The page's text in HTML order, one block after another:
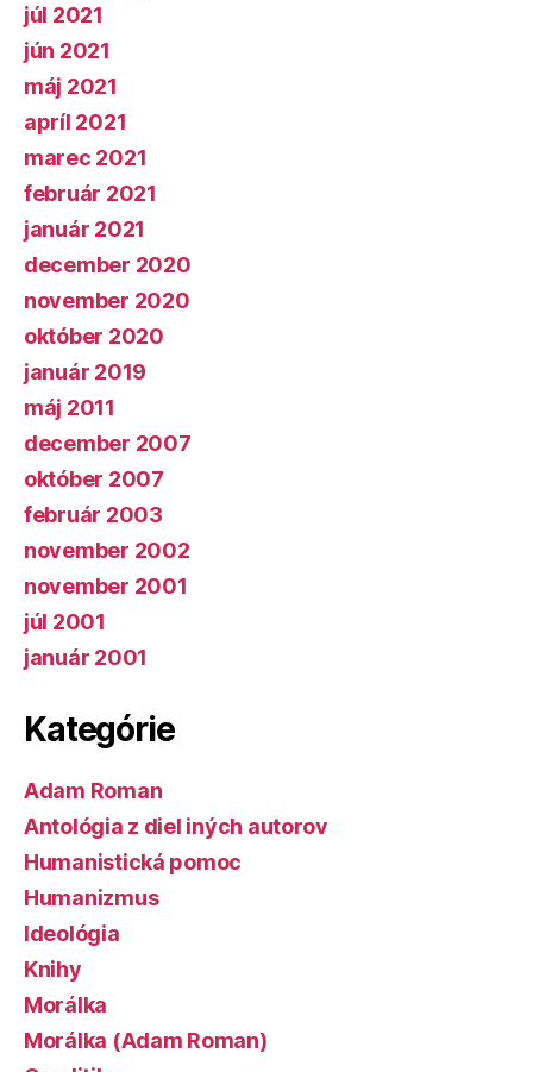
júl 2021
jún 2021
máj 2021
apríl 2021
marec 2021
február 2021
január 2021
december 2020
november 2020
október 2020
január 2019
máj 2011
december 2007
október 2007
február 2003
november 2002
november 2001
júl 2001
január 2001
Kategórie
Adam Roman
Antológia z diel iných autorov
Humanistická pomoc
Humanizmus
Ideológia
Knihy
Morálka
Morálka (Adam Roman)